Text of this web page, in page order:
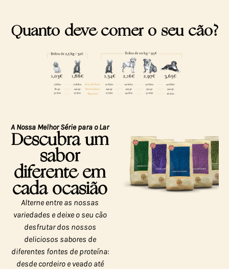
Quanto deve comer o seu cão?
A Nossa Melhor Série para o Lar
Descubra um
sabor
diferente em
cada ocasião
Alterne entre as nossas
variedades e deixe o seu cão
desfrutar dos nossos
deliciosos sabores de
diferentes fontes de proteína:
desde cordeiro e veado até